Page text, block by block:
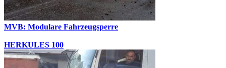
MVB: Modulare Fahrzeugsperre
HERKULES 100